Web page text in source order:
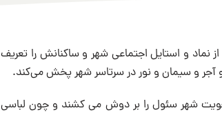
و استایل اجتماعی شهر و ساکنانش را تعریف
آجر و سیمان و نور در سرتاسر شهر پخش می‌کند.
هویت شهر سئول را بر دوش می کشند و چون لباسی